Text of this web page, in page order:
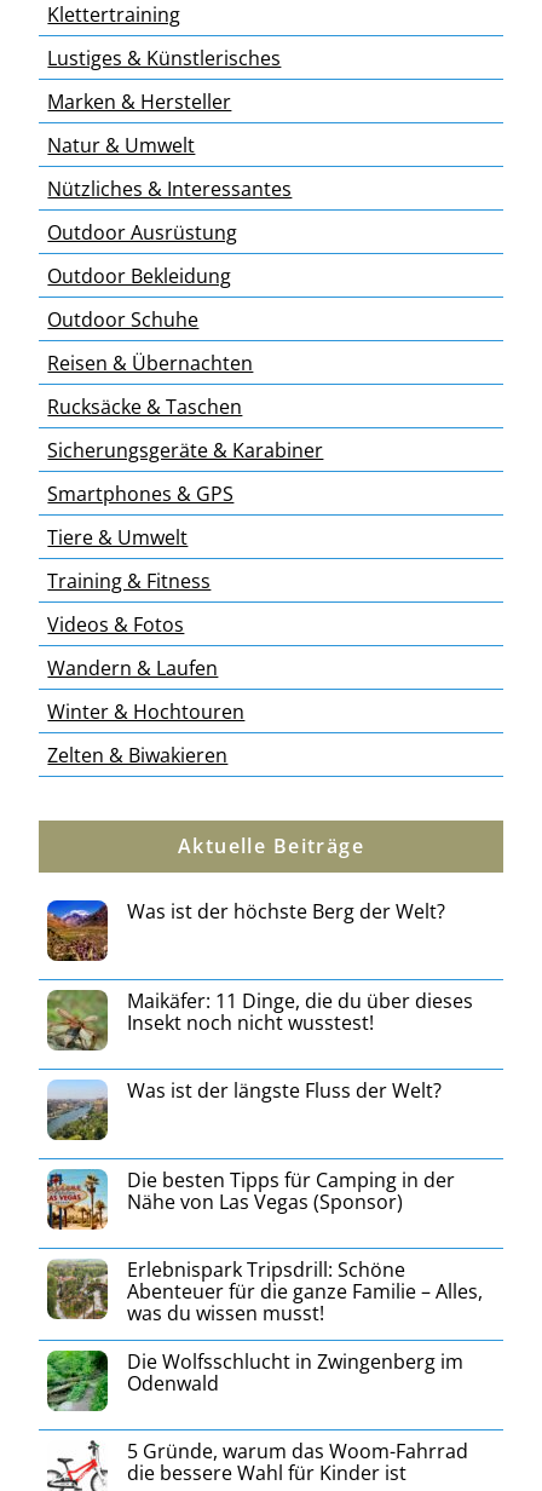
Klettertraining
Lustiges & Künstlerisches
Marken & Hersteller
Natur & Umwelt
Nützliches & Interessantes
Outdoor Ausrüstung
Outdoor Bekleidung
Outdoor Schuhe
Reisen & Übernachten
Rucksäcke & Taschen
Sicherungsgeräte & Karabiner
Smartphones & GPS
Tiere & Umwelt
Training & Fitness
Videos & Fotos
Wandern & Laufen
Winter & Hochtouren
Zelten & Biwakieren
Aktuelle Beiträge
Was ist der höchste Berg der Welt?
Maikäfer: 11 Dinge, die du über dieses
Insekt noch nicht wusstest!
Was ist der längste Fluss der Welt?
Die besten Tipps für Camping in der
Nähe von Las Vegas (Sponsor)
Erlebnispark Tripsdrill: Schöne
Abenteuer für die ganze Familie – Alles,
was du wissen musst!
Die Wolfsschlucht in Zwingenberg im
Odenwald
5 Gründe, warum das Woom-Fahrrad
die bessere Wahl für Kinder ist